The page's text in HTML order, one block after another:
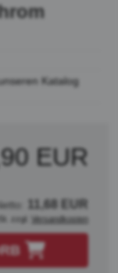
Katalog
EUR
11,68 EUR
zzgl. Versandkosten